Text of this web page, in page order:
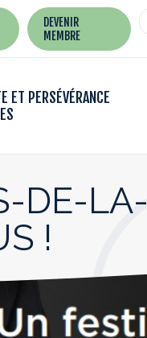
DEVENIR
MEMBRE
ET PERSÉVÉRANCE
DE-LA-
!